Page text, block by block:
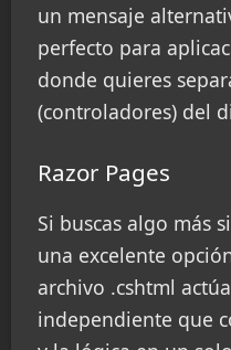
un mensaje
perfecto para
donde quieres
(controladores) del
Razor Pages
Si buscas algo más
una excelente
archivo .cshtml
independiente que